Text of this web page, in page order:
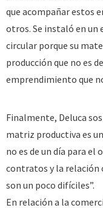
que acompañar estos
otros. Se instaló en un
circular porque su
producción que no es
emprendimiento que
Finalmente, Deluca
matriz productiva es
no es de un día para el
contratos y la relación
son un poco difíciles”.
En relación a la